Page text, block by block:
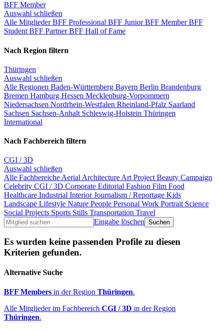
BFF Member
Auswahl schließen
Alle MitgliederBFF Professional BFF JuniorBFF MemberBFF
Student BFF PartnerBFF Hall of Fame
Nach Region filtern
Thüringen
Auswahl schließen
Alle Regionen Baden-Württemberg Bayern Berlin Brandenburg
Bremen Hamburg Hessen Mecklenburg-Vorpommern
Niedersachsen Nordrhein-Westfalen Rheinland-Pfalz Saarland
Sachsen Sachsen-Anhalt Schleswig-Holstein Thüringen
International
Nach Fachbereich filtern
CGI / 3D
Auswahl schließen
Alle Fachbereiche Aerial Architecture Art Project Beauty Campaign
Celebrity CGI / 3D Corporate Editorial Fashion Film Food
Healthcare Industrial InteriorJournalism / Reportage Kids
Landscape Lifestyle Nature People Personal Work Portrait Science
Social Projects Sports Stills Transportation Travel
Eingabe löschen
Es wurden keine passenden Profile zu diesen
Kriterien gefunden.
Alternative Suche
BFF Members in der Region Thüringen.
Alle Mitglieder im Fachbereich CGI / 3D in der Region
Thüringen.